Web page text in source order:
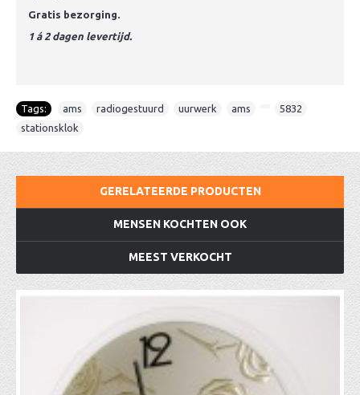
Gratis bezorging.
1 á 2 dagen levertijd.
Tags: ams radiogestuurd uurwerk ams 5832
stationsklok
GERELATEERDE PRODUCTEN
MENSEN KOCHTEN OOK
MEEST VERKOCHT